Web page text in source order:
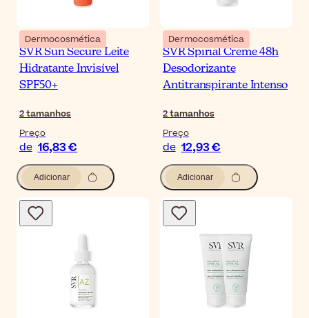
Dermocosmética
SVR Sun Secure Leite
Hidratante Invisível
SPF50+
2tamanhos
Preço
de 16,83 €
Adicionar
Dermocosmética
SVR Spirial Creme 48h
Desodorizante
Antitranspirante Intenso
2tamanhos
Preço
de 12,93 €
Adicionar